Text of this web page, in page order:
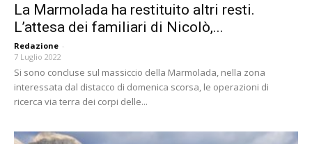
La Marmolada ha restituito altri resti.
L’attesa dei familiari di Nicolò,...
Redazione -
7 Luglio 2022
Si sono concluse sul massiccio della Marmolada, nella zona
interessata dal distacco di domenica scorsa, le operazioni di
ricerca via terra dei corpi delle...